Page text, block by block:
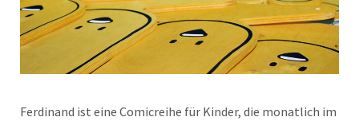
Ferdinand ist eine Comicreihe für Kinder, die monatlich im